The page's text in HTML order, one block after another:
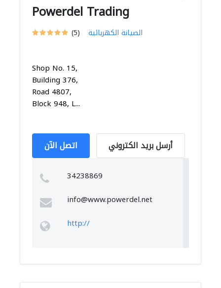
Powerdel Trading
(5) الصيانة الكهربائية
Shop No. 15,
Building 376,
Road 4807,
Block 948, L...
اتصل الآن أرسل بريد الكتروني
34238869
info@www.powerdel.net
http://